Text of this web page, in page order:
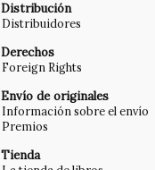
Distribución
Distribuidores
Derechos
Foreign Rights
Envío de originales
Información sobre el envío
Premios
Tienda